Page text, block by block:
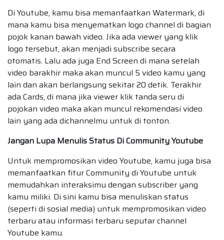
Di Youtube, kamu bisa memanfaatkan Watermark, di
mana kamu bisa menyematkan logo channel di bagian
pojok kanan bawah video. Jika ada viewer yang klik
logo tersebut, akan menjadi subscribe secara
otomatis. Lalu ada juga End Screen di mana setelah
video barakhir maka akan muncul 5 video kamu yang
lain dan akan berlangsung sekitar 20 detik. Terakhir
ada Cards, di mana jika viewer klik tanda seru di
pojokan video maka akan muncul rekomendasi video
lain yang ada dichannelmu untuk di tonton.
Jangan Lupa Menulis Status Di Community Youtube
Untuk mempromosikan video Youtube, kamu juga bisa
memanfaatkan fitur Community di Youtube untuk
memudahkan interaksimu dengan subscriber yang
kamu miliki. Di sini kamu bisa menuliskan status
(seperti di sosial media) untuk mempromosikan video
terbaru atau informasi terbaru seputar channel
Youtube kamu.